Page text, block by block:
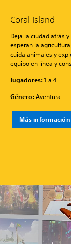
Coral Island
Deja la ciudad atrás
esperan la
cuida animales y
equipo en línea y
Jugadores:1 a 4
Género:Aventura
Más información